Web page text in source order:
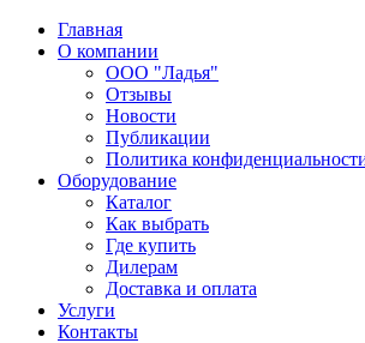
Главная
О компании
ООО "Ладья"
Отзывы
Новости
Публикации
Политика
Оборудование
Каталог
Как выбрать
Где купить
Дилерам
Доставка и оплата
Услуги
Контакты